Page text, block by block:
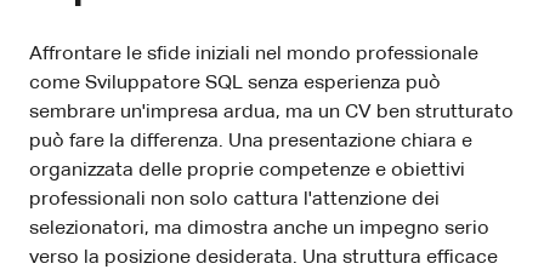
Affrontare le sfide iniziali nel mondo professionale
come Sviluppatore SQL senza esperienza può
sembrare un'impresa ardua, ma un CV ben strutturato
può fare la differenza. Una presentazione chiara e
organizzata delle proprie competenze e obiettivi
professionali non solo cattura l'attenzione dei
selezionatori, ma dimostra anche un impegno serio
verso la posizione desiderata. Una struttura efficace